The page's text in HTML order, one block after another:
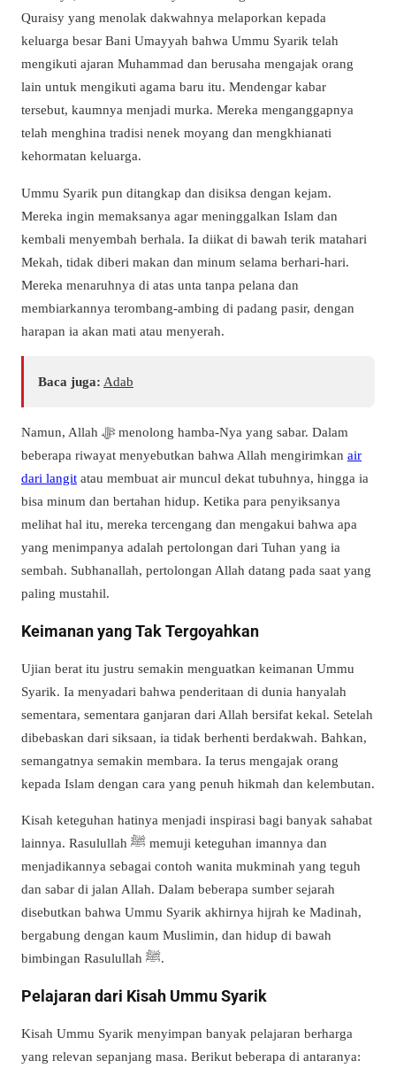
Quraisy yang menolak dakwahnya melaporkan kepada
keluarga besar Bani Umayyah bahwa Ummu Syarik telah
mengikuti ajaran Muhammad dan berusaha mengajak orang
lain untuk mengikuti agama baru itu. Mendengar kabar
tersebut, kaumnya menjadi murka. Mereka menganggapnya
telah menghina tradisi nenek moyang dan mengkhianati
kehormatan keluarga.
Ummu Syarik pun ditangkap dan disiksa dengan kejam.
Mereka ingin memaksanya agar meninggalkan Islam dan
kembali menyembah berhala. Ia diikat di bawah terik matahari
Mekah, tidak diberi makan dan minum selama berhari-hari.
Mereka menaruhnya di atas unta tanpa pelana dan
membiarkannya terombang-ambing di padang pasir, dengan
harapan ia akan mati atau menyerah.
Baca juga: Adab
Namun, Allah ﷻ menolong hamba-Nya yang sabar. Dalam
beberapa riwayat menyebutkan bahwa Allah mengirimkan air
dari langit atau membuat air muncul dekat tubuhnya, hingga ia
bisa minum dan bertahan hidup. Ketika para penyiksanya
melihat hal itu, mereka tercengang dan mengakui bahwa apa
yang menimpanya adalah pertolongan dari Tuhan yang ia
sembah. Subhanallah, pertolongan Allah datang pada saat yang
paling mustahil.
Keimanan yang Tak Tergoyahkan
Ujian berat itu justru semakin menguatkan keimanan Ummu
Syarik. Ia menyadari bahwa penderitaan di dunia hanyalah
sementara, sementara ganjaran dari Allah bersifat kekal. Setelah
dibebaskan dari siksaan, ia tidak berhenti berdakwah. Bahkan,
semangatnya semakin membara. Ia terus mengajak orang
kepada Islam dengan cara yang penuh hikmah dan kelembutan.
Kisah keteguhan hatinya menjadi inspirasi bagi banyak sahabat
lainnya. Rasulullah ﷺ memuji keteguhan imannya dan
menjadikannya sebagai contoh wanita mukminah yang teguh
dan sabar di jalan Allah. Dalam beberapa sumber sejarah
disebutkan bahwa Ummu Syarik akhirnya hijrah ke Madinah,
bergabung dengan kaum Muslimin, dan hidup di bawah
bimbingan Rasulullah ﷺ.
Pelajaran dari Kisah Ummu Syarik
Kisah Ummu Syarik menyimpan banyak pelajaran berharga
yang relevan sepanjang masa. Berikut beberapa di antaranya: